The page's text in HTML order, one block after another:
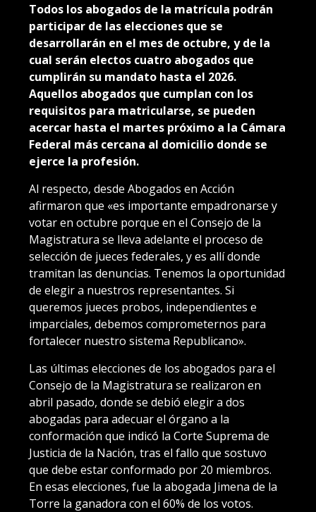
Todos los abogados de la matrícula podrán
participar de las elecciones que se
desarrollarán en el mes de octubre, y de la
cual serán electos cuatro abogados que
cumplirán su mandato hasta el 2026.
Aquellos abogados que cumplan con los
requisitos para matricularse, se pueden
acercar hasta el martes próximo a la Cámara
Federal más cercana al domicilio donde se
ejerce la profesión.
Al respecto, desde Abogados en Acción
afirmaron que «es importante empadronarse y
votar en octubre porque en el Consejo de la
Magistratura se lleva adelante el proceso de
selección de jueces federales, y es allí donde
tramitan las denuncias. Tenemos la oportunidad
de elegir a nuestros representantes. Si
queremos jueces probos, independientes e
imparciales, debemos comprometernos para
fortalecer nuestro sistema Republicano».
Las últimas elecciones de los abogados para el
Consejo de la Magistratura se realizaron en
abril pasado, donde se debió elegir a dos
abogadas para adecuar el órgano a la
conformación que indicó la Corte Suprema de
Justicia de la Nación, tras el fallo que sostuvo
que debe estar conformado por 20 miembros.
En esas elecciones, fue la abogada Jimena de la
Torre la ganadora con el 60% de los votos.